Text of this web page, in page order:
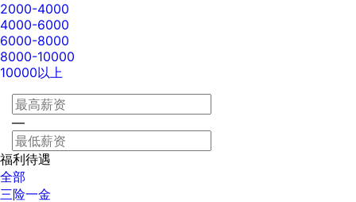
2000-4000
4000-6000
6000-8000
8000-10000
10000以上
—
福利待遇
全部
三险一金